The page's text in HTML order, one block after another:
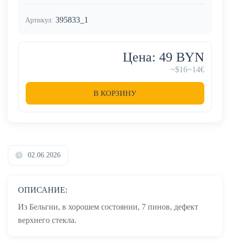
Артикул: 395833_1
Цена: 49 BYN
~$16~14€
В КОРЗИНУ
02.06.2026
ОПИСАНИЕ:
Из Бельгии, в хорошем состоянии, 7 пинов, дефект
верхнего стекла.